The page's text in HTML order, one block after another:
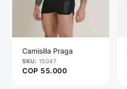
Camisilla Praga
15047
COP 55.000